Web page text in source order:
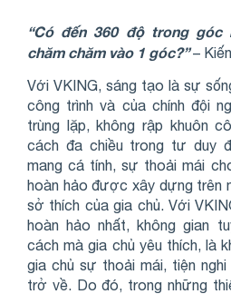
“Có đến 360 độ trong góc
chăm chăm vào 1 góc?”–
Với VKING, sáng tạo là sự
công trình và của chính đội
trùng lặp, không rập khuôn
cách đa chiều trong tư duy
mang cá tính, sự thoải mái
hoàn hảo được xây dựng trên
sở thích của gia chủ. Với
hoàn hảo nhất, không gian
cách mà gia chủ yêu thích, là
gia chủ sự thoải mái, tiện
trở về. Do đó, trong những